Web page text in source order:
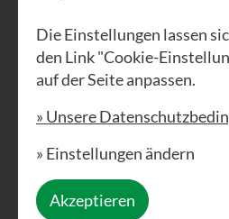
Intensiv-
gern noch tiefer und
der Jodler eintauchen
An diesen Tagen
anspruchsvolleren
typischen Jodlerklang
Die Einstellungen lassen
den Link "Cookie-
auf der Seite anpassen.
» Unsere
» Einstellungen ändern
Akzeptieren